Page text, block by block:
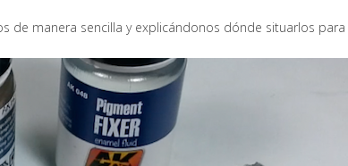
de manera sencilla y explicándonos dónde situarlos